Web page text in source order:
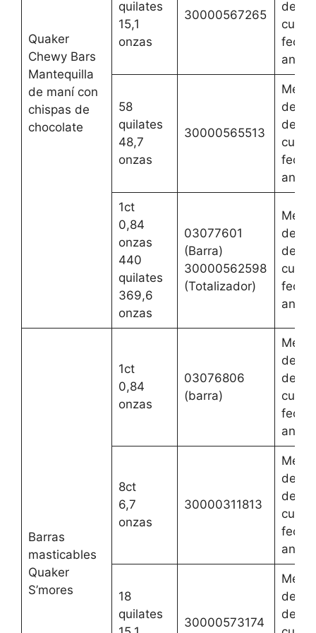
Quaker
Chewy Bars
Mantequilla
de maní con
chispas de
chocolate
quilates
15,1
onzas
30000567265
de
fecha
58
quilates
48,7
onzas
30000565513
del 2
de
fecha
1ct
0,84
onzas
440
quilates
369,6
onzas
03077601
(Barra)
30000562598
(Totalizador)
del 2
de
fecha
Barras
masticables
Quaker
S’mores
1ct
0,84
onzas
03076806
(barra)
del 2
de
fecha
8ct
6,7
onzas
30000311813
del 2
de
fecha
18
quilates
30000573174
del 2
de